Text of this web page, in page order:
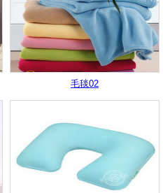
毛毯02